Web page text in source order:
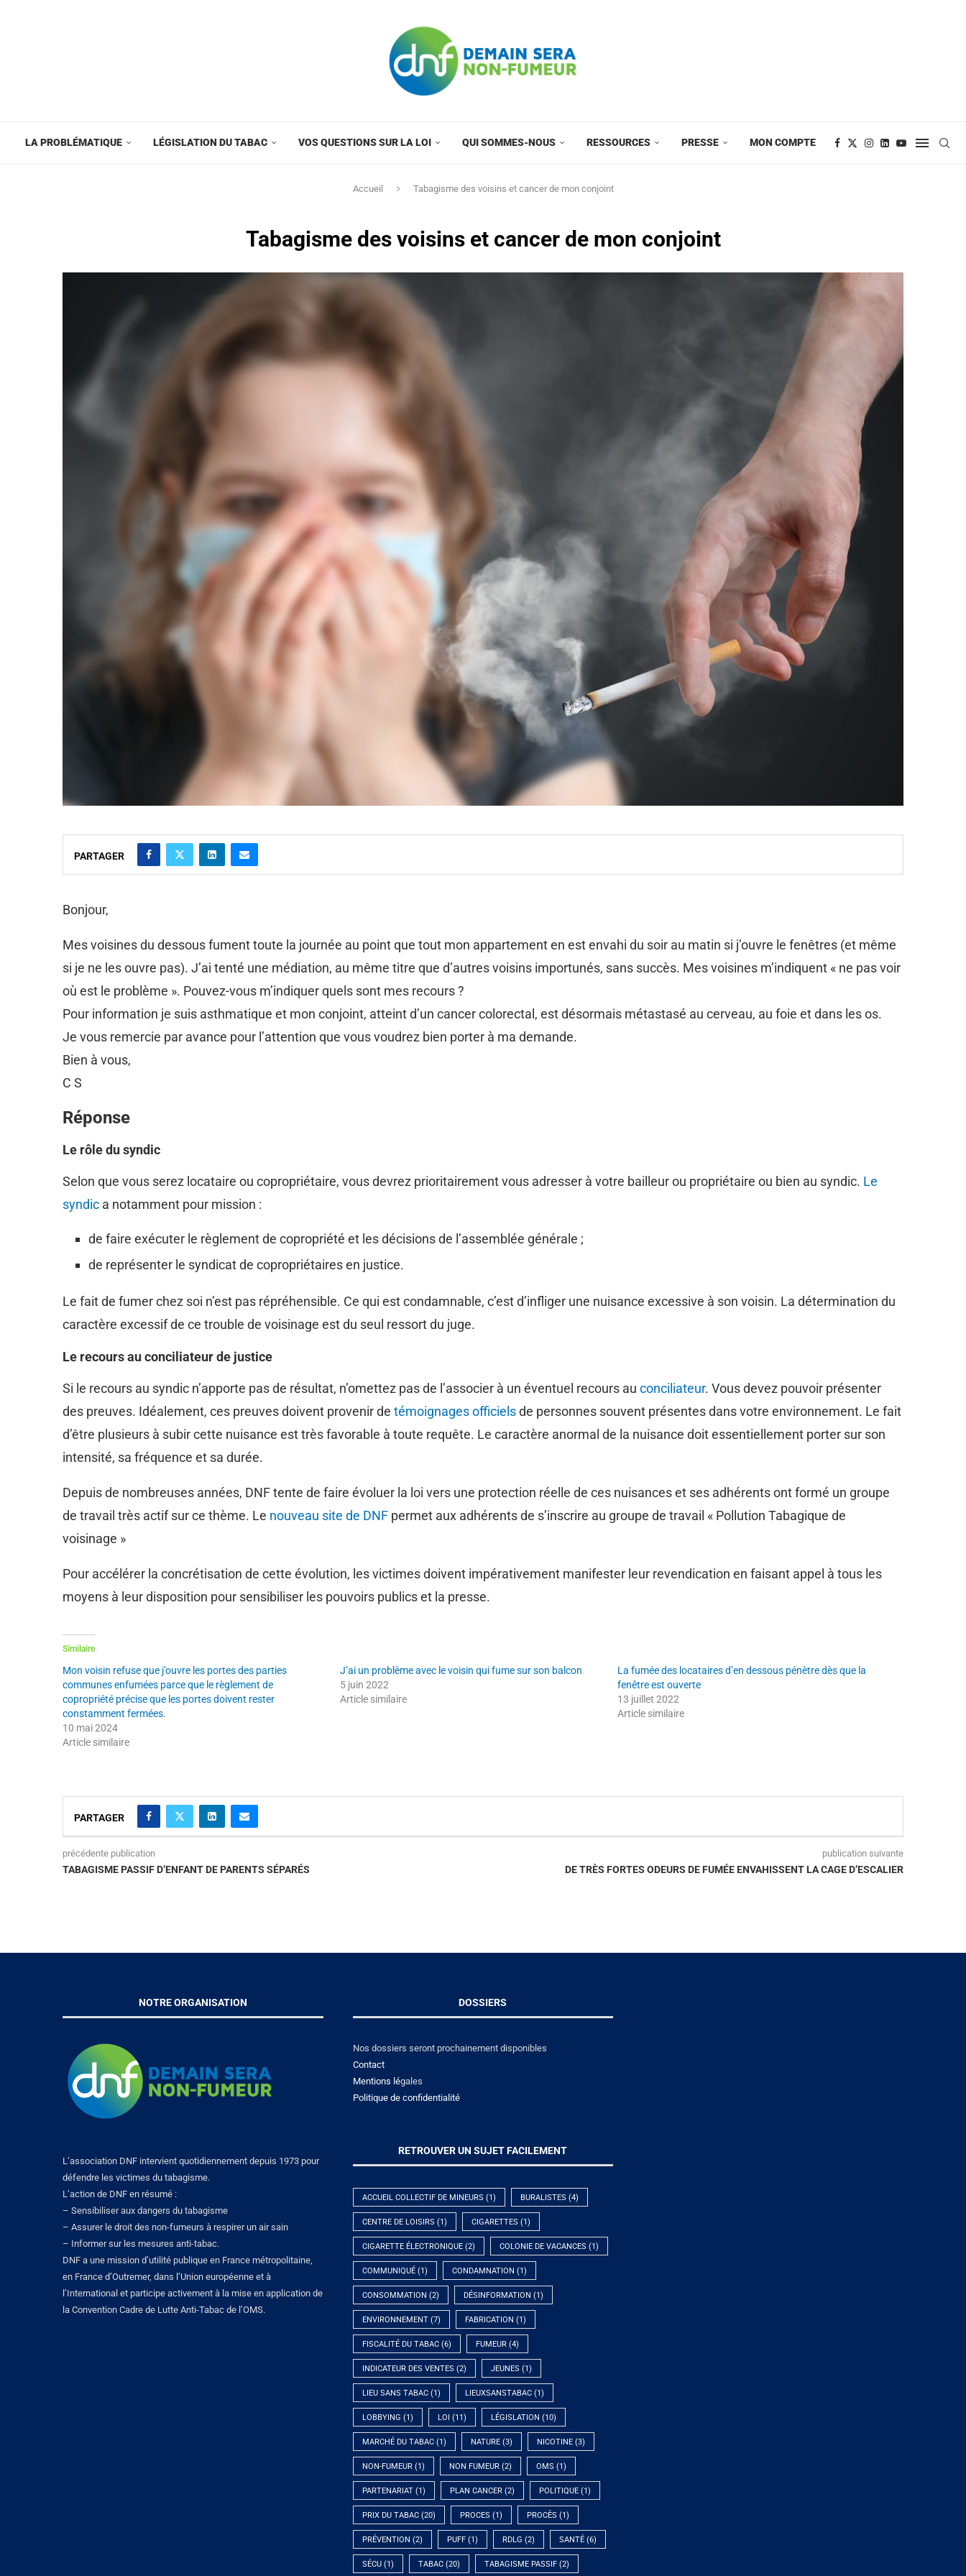
LA PROBLÉMATIQUE LÉGISLATION DU TABAC VOS QUESTIONS SUR LA LOI QUI SOMMES-NOUS RESSOURCES PRESSE MON COMPTE
Accueil Tabagisme des voisins et cancer de mon conjoint
Tabagisme des voisins et cancer de mon conjoint
PARTAGER
Bonjour,
Mes voisines du dessous fument toute la journée au point que tout mon appartement en est envahi du soir au matin si j’ouvre le fenêtres (et même
si je ne les ouvre pas). J’ai tenté une médiation, au même titre que d’autres voisins importunés, sans succès. Mes voisines m’indiquent « ne pas voir
où est le problème ». Pouvez-vous m’indiquer quels sont mes recours ?
Pour information je suis asthmatique et mon conjoint, atteint d’un cancer colorectal, est désormais métastasé au cerveau, au foie et dans les os.
Je vous remercie par avance pour l’attention que vous voudrez bien porter à ma demande.
Bien à vous,
C S
Réponse
Le rôle du syndic
Selon que vous serez locataire ou copropriétaire, vous devrez prioritairement vous adresser à votre bailleur ou propriétaire ou bien au syndic. Le
syndic a notamment pour mission :
de faire exécuter le règlement de copropriété et les décisions de l’assemblée générale ;
de représenter le syndicat de copropriétaires en justice.
Le fait de fumer chez soi n’est pas répréhensible. Ce qui est condamnable, c’est d’infliger une nuisance excessive à son voisin. La détermination du
caractère excessif de ce trouble de voisinage est du seul ressort du juge.
Le recours au conciliateur de justice
Si le recours au syndic n’apporte pas de résultat, n’omettez pas de l’associer à un éventuel recours au conciliateur. Vous devez pouvoir présenter
des preuves. Idéalement, ces preuves doivent provenir de témoignages officielsde personnes souvent présentes dans votre environnement. Le fait
d’être plusieurs à subir cette nuisance est très favorable à toute requête. Le caractère anormal de la nuisance doit essentiellement porter sur son
intensité, sa fréquence et sa durée.
Depuis de nombreuses années, DNF tente de faire évoluer la loi vers une protection réelle de ces nuisances et ses adhérents ont formé un groupe
de travail très actif sur ce thème. Le nouveau site de DNF permet aux adhérents de s’inscrire au groupe de travail « Pollution Tabagique de
voisinage »
Pour accélérer la concrétisation de cette évolution, les victimes doivent impérativement manifester leur revendication en faisant appel à tous les
moyens à leur disposition pour sensibiliser les pouvoirs publics et la presse.
Similaire
Mon voisin refuse que j’ouvre les portes des parties
communes enfumées parce que le règlement de
copropriété précise que les portes doivent rester
constamment fermées.
10 mai 2024
Article similaire
J’ai un problème avec le voisin qui fume sur son balcon
5 juin 2022
Article similaire
La fumée des locataires d’en dessous pénètre dès que la
fenêtre est ouverte
13 juillet 2022
Article similaire
PARTAGER
précédente publication
TABAGISME PASSIF D’ENFANT DE PARENTS SÉPARÉS
publication suivante
DE TRÈS FORTES ODEURS DE FUMÉE ENVAHISSENT LA CAGE D’ESCALIER
NOTRE ORGANISATION
L’association DNF intervient quotidiennement depuis 1973 pour
défendre les victimes du tabagisme.
L’action de DNF en résumé :
– Sensibiliser aux dangers du tabagisme
– Assurer le droit des non-fumeurs à respirer un air sain
– Informer sur les mesures anti-tabac.
DNF a une mission d’utilité publique en France métropolitaine,
en France d’Outremer, dans l’Union européenne et à
l’International et participe activement à la mise en application de
la Convention Cadre de Lutte Anti-Tabac de l’OMS.
DOSSIERS
Nos dossiers seront prochainement disponibles
Contact
Mentions légales
Politique de confidentialité
RETROUVER UN SUJET FACILEMENT
ACCUEIL COLLECTIF DE MINEURS (1) BURALISTES (4)
CENTRE DE LOISIRS (1) CIGARETTES (1)
CIGARETTE ÉLECTRONIQUE(2) COLONIE DE VACANCES (1)
COMMUNIQUÉ(1) CONDAMNATION (1)
CONSOMMATION (2) DÉSINFORMATION (1)
ENVIRONNEMENT(7) FABRICATION (1)
FISCALITÉ DU TABAC(6) FUMEUR(4)
INDICATEUR DES VENTES (2) JEUNES (1)
LIEU SANS TABAC(1) LIEUXSANSTABAC(1)
LOBBYING (1) LOI (11) LÉGISLATION (10)
MARCHÉ DU TABAC(1) NATURE(3) NICOTINE(3)
NON-FUMEUR(1) NON FUMEUR(2) OMS (1)
PARTENARIAT(1) PLAN CANCER(2) POLITIQUE(1)
PRIX DU TABAC(20) PROCES (1) PROCÈS (1)
PRÉVENTION (2) PUFF(1) RDLG (2) SANTÉ(6)
SÉCU(1) TABAC(20) TABAGISME PASSIF(2)